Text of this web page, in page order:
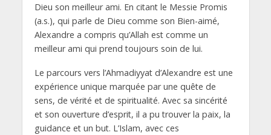
Dieu son meilleur ami. En citant le Messie Promis
(a.s.), qui parle de Dieu comme son Bien-aimé,
Alexandre a compris qu’Allah est comme un
meilleur ami qui prend toujours soin de lui.
Le parcours vers l’Ahmadiyyat d’Alexandre est une
expérience unique marquée par une quête de
sens, de vérité et de spiritualité. Avec sa sincérité
et son ouverture d’esprit, il a pu trouver la paix, la
guidance et un but. L’Islam, avec ces